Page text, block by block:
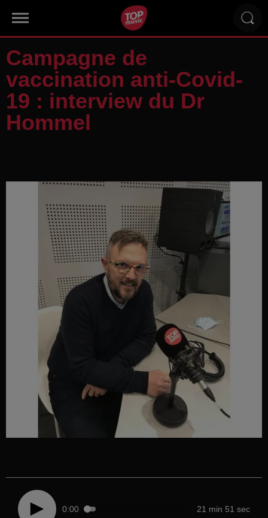
Campagne de
vaccination anti-Covid-
19 : interview du Dr
Hommel
0:00 21 min 51 sec